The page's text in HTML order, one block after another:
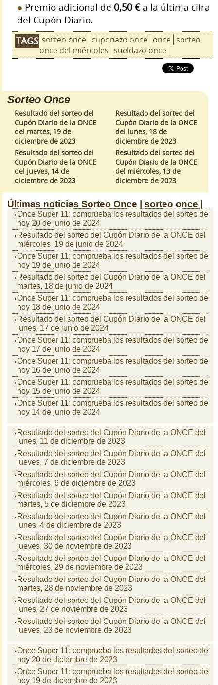
Premio adicional de 0,50 €a la última cifra
del Cupón Diario.
TAGS sorteo once cuponazo once once sorteo
once del miércoles sueldazo once
Sorteo Once
Resultado del sorteo del
Cupón Diario de la ONCE
del martes, 19 de
diciembre de 2023
Resultado del sorteo del
Cupón Diario de la ONCE
del lunes, 18 de
diciembre de 2023
Resultado del sorteo del
Cupón Diario de la ONCE
del jueves, 14 de
diciembre de 2023
Resultado del sorteo del
Cupón Diario de la ONCE
del miércoles, 13 de
diciembre de 2023
Últimas noticias Sorteo Once | sorteo once |
Once Super 11: comprueba los resultados del sorteo de
hoy 20 de junio de 2024
Resultado del sorteo del Cupón Diario de la ONCE del
miércoles, 19 de junio de 2024
Once Super 11: comprueba los resultados del sorteo de
hoy 19 de junio de 2024
Resultado del sorteo del Cupón Diario de la ONCE del
martes, 18 de junio de 2024
Once Super 11: comprueba los resultados del sorteo de
hoy 18 de junio de 2024
Resultado del sorteo del Cupón Diario de la ONCE del
lunes, 17 de junio de 2024
Once Super 11: comprueba los resultados del sorteo de
hoy 17 de junio de 2024
Once Super 11: comprueba los resultados del sorteo de
hoy 16 de junio de 2024
Once Super 11: comprueba los resultados del sorteo de
hoy 15 de junio de 2024
Once Super 11: comprueba los resultados del sorteo de
hoy 14 de junio de 2024
Resultado del sorteo del Cupón Diario de la ONCE del
lunes, 11 de diciembre de 2023
Resultado del sorteo del Cupón Diario de la ONCE del
jueves, 7 de diciembre de 2023
Resultado del sorteo del Cupón Diario de la ONCE del
miércoles, 6 de diciembre de 2023
Resultado del sorteo del Cupón Diario de la ONCE del
martes, 5 de diciembre de 2023
Resultado del sorteo del Cupón Diario de la ONCE del
lunes, 4 de diciembre de 2023
Resultado del sorteo del Cupón Diario de la ONCE del
jueves, 30 de noviembre de 2023
Resultado del sorteo del Cupón Diario de la ONCE del
miércoles, 29 de noviembre de 2023
Resultado del sorteo del Cupón Diario de la ONCE del
martes, 28 de noviembre de 2023
Resultado del sorteo del Cupón Diario de la ONCE del
lunes, 27 de noviembre de 2023
Resultado del sorteo del Cupón Diario de la ONCE del
jueves, 23 de noviembre de 2023
Once Super 11: comprueba los resultados del sorteo de
hoy 20 de diciembre de 2023
Once Super 11: comprueba los resultados del sorteo de
hoy 19 de diciembre de 2023